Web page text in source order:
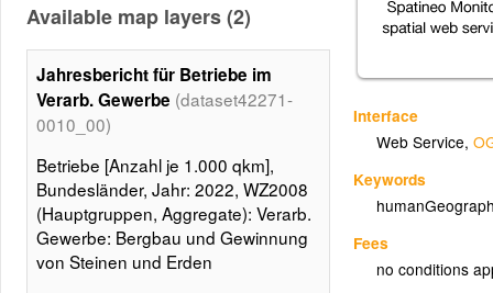
Interface
Web Service,
Keywords
Fees
no conditions
Available map layers (2)
Jahresbericht für Betriebe im
Verarb. Gewerbe (dataset42271-
0010_00)
Betriebe [Anzahl je 1.000 qkm],
Bundesländer, Jahr: 2022, WZ2008
(Hauptgruppen, Aggregate): Verarb.
Gewerbe: Bergbau und Gewinnung
von Steinen und Erden